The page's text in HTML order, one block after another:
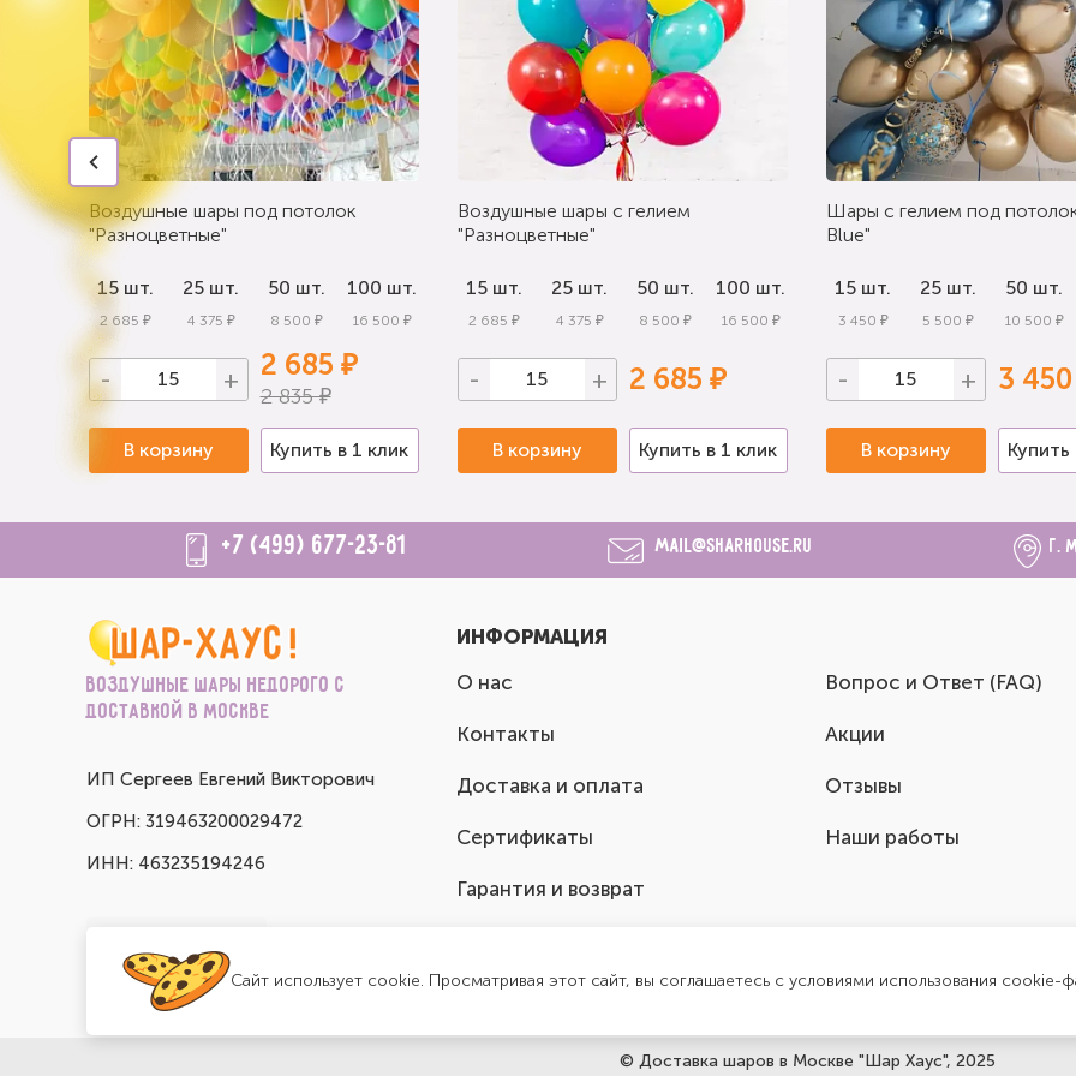
Воздушные шары под потолок
"Разноцветные"
15 шт.
2 685 ₽
25 шт.
4 375 ₽
50 шт.
8 500 ₽
100 шт.
16 500 ₽
- + 2 685 ₽
2 835 ₽
В корзину Купить в 1 клик
Воздушные шары с гелием
"Разноцветные"
15 шт.
2 685 ₽
25 шт.
4 375 ₽
50 шт.
8 500 ₽
100 шт.
16 500 ₽
- + 2 685 ₽
В корзину Купить в 1 клик
Шары с гелием под
Blue"
15 шт.
3 450 ₽
25 шт.
5 500 ₽
50 шт.
10 500 ₽
- + 3
В корзину Купить
+7 (499) 677-23-81 mail@sharhouse.ru г.
Воздушные шары недорого с
доставкой в Москве
ИП Сергеев Евгений Викторович
ОГРН: 319463200029472
ИНН: 463235194246
ИНФОРМАЦИЯ
О нас
Контакты
Доставка и оплата
Сертификаты
Гарантия и возврат
Вопрос и Ответ (FAQ)
Акции
Отзывы
Наши работы
© Доставка шаров в Москве "Шар Хаус", 2025
Сайт использует cookie. Просматривая этот сайт, вы соглашаетесь с условиями использования cookie-